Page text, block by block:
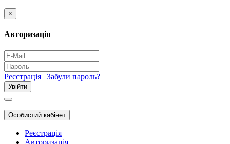
×
Авторизація
Реєстрація | Забули пароль?
Особистий кабінет
Реєстрація
Авторизація